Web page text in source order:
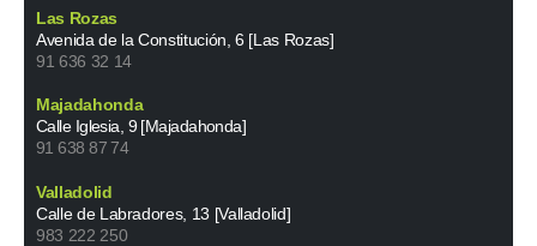
Las Rozas
Avenida de la Constitución, 6 [Las Rozas]
91 636 32 14
Majadahonda
Calle Iglesia, 9 [Majadahonda]
91 638 87 74
Valladolid
Calle de Labradores, 13 [Valladolid]
983 222 250